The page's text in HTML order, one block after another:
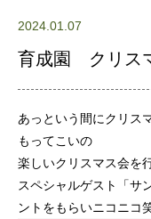
2024.01.07
育成園 クリス
あっという間にクリス
もってこいの
楽しいクリスマス会を
スペシャルゲスト「サ
ントをもらいニコニコ